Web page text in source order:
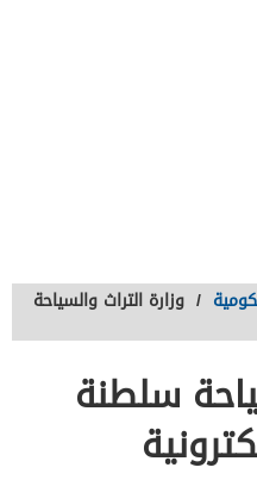
/ وزارة التراث والسياحة
سلطنة